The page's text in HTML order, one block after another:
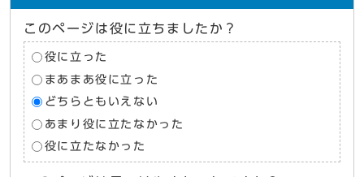
このページは役に立ちましたか？
役に立った
まあまあ役に立った
どちらともいえない
あまり役に立たなかった
役に立たなかった